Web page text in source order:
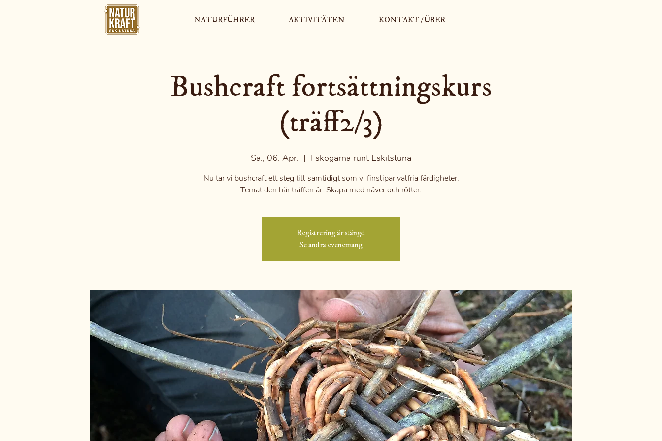
NATURFÜHRER AKTIVITÄTEN KONTAKT / ÜBER
Bushcraft fortsättningskurs
(träff2/3)
Sa., 06. Apr.
  |
I skogarna runt Eskilstuna
Nu tar vi bushcraft ett steg till samtidigt som vi finslipar valfria färdigheter.
Temat den här träffen är: Skapa med näver och rötter.
Registrering är stängd
Se andra evenemang